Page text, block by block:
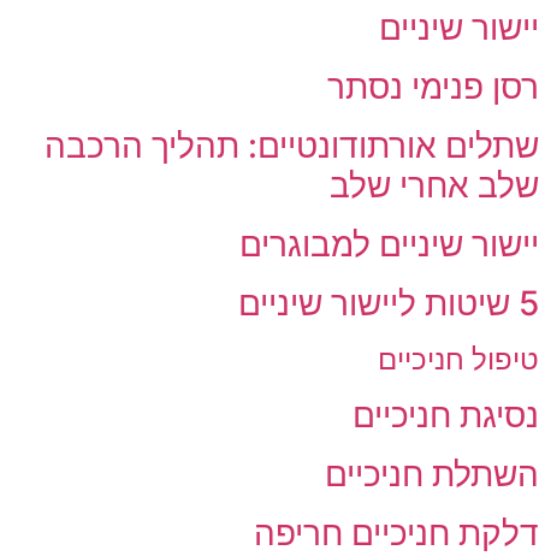
יישור שיניים
רסן פנימי נסתר
שתלים אורתודונטיים: תהליך הרכבה
שלב אחרי שלב
יישור שיניים למבוגרים
5 שיטות ליישור שיניים
טיפול חניכיים
נסיגת חניכיים
השתלת חניכיים
דלקת חניכיים חריפה